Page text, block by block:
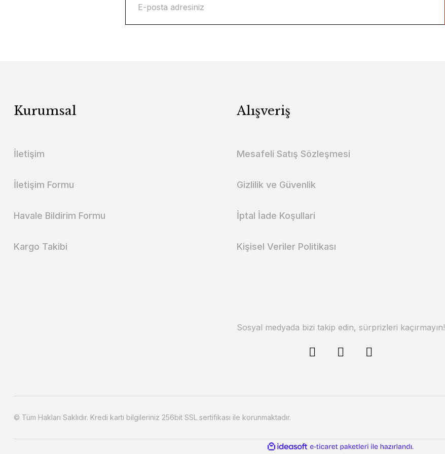
Kurumsal
İletişim
İletişim Formu
Havale Bildirim Formu
Kargo Takibi
Alışveriş
Mesafeli Satış Sözleşmesi
Gizlilik ve Güvenlik
İptal İade Koşullari
Kişisel Veriler Politikası
Sosyal medyada bizi takip edin, sürprizleri kaçırmayın!
© Tüm Hakları Saklıdır. Kredi kartı bilgileriniz 256bit SSL sertifikası ile korunmaktadır.
ideasoft
e-